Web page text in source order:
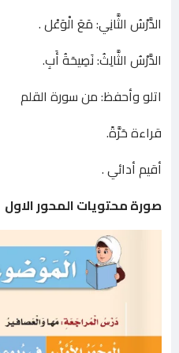
الدَّرْسُ الثَّانِي: مَعَ الْوَعْل .
الدَّرْسُ الثَّالِثُ: نَصِيحَةُ أَبِ.
اتلو وأحفظ: من سورة القلم
قراءة حَرَّةً.
أقيم أدائي .
صورة محتويات المحور الاول